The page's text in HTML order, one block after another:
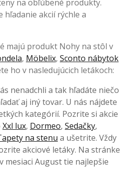
na obľúbené produkty.
hľadanie akcií rýchle a
majú produkt Nohy na stôl v
, Möbelix, Sconto nábytok
ho v nasledujúcich letákoch:
nenadchli a tak hľadáte niečo
aj iný tovar. U nás nájdete
kategórií. Pozrite si akcie
Xxl lux, Dormeo, Sedačky,
na stenu a ušetrite. Vždy
akciové letáky. Na stránke
mesiaci August tie najlepšie